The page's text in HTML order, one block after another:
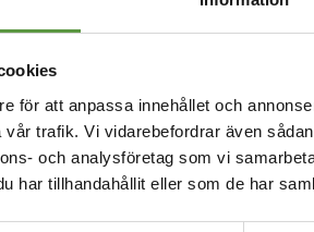
för att anpassa innehållet och
trafik. Vi vidarebefordrar även
och analysföretag som vi
har tillhandahållit eller som de har
enhet